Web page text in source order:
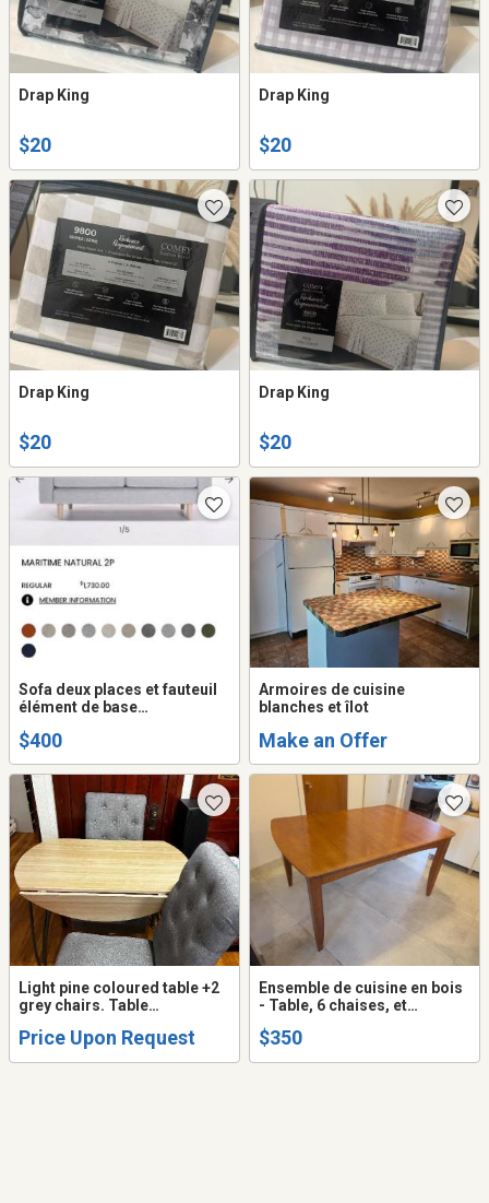
Drap King
$20
Drap King
$20
Drap King
$20
Drap King
$20
Sofa deux places et fauteuil
élément de base
$400
Armoires de cuisine
blanches et îlot
Make an Offer
Light pine coloured table +2
grey chairs. Table
couleur noyer.
Price Upon Request
Ensemble de cuisine en bois
- Table, 6 chaises, et
$350